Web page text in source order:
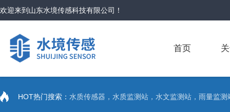
欢迎来到 山东水境传感科技有限公司 ！
首页
HOT热门搜索： 水质传感器，水质监测站，水文监测站，雨量监